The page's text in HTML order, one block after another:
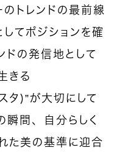
トレンドの最前線
てポジションを確
ドの発信地として
きる
）”が大切にして
瞬間、自分らしく
た美の基準に迎合